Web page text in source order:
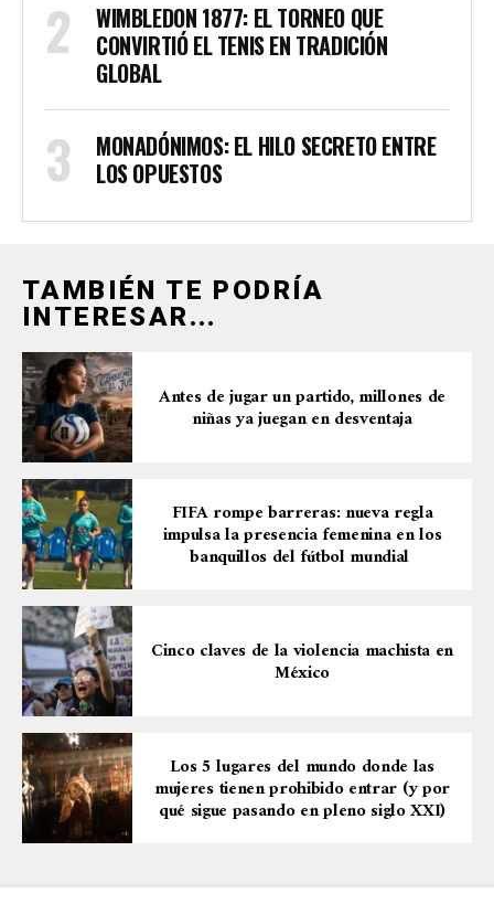
WIMBLEDON 1877: EL TORNEO QUE
CONVIRTIÓ EL TENIS EN TRADICIÓN
GLOBAL
MONADÓNIMOS: EL HILO SECRETO ENTRE
LOS OPUESTOS
TAMBIÉN TE PODRÍA
INTERESAR...
Antes de jugar un partido, millones de
niñas ya juegan en desventaja
FIFA rompe barreras: nueva regla
impulsa la presencia femenina en los
banquillos del fútbol mundial
Cinco claves de la violencia machista en
México
Los 5 lugares del mundo donde las
mujeres tienen prohibido entrar (y por
qué sigue pasando en pleno siglo XXI)